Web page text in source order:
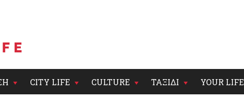
CITY LIFE CULTURE ΤΑΞΙΔΙ YOUR LIFE